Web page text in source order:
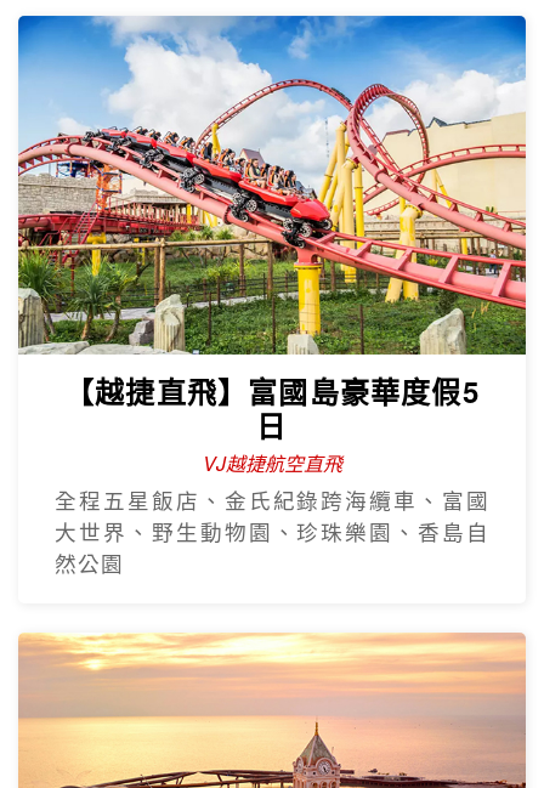
【越捷直飛】富國島豪華度假5
日
VJ越捷航空直飛
全程五星飯店、金氏紀錄跨海纜車、富國
大世界、野生動物園、珍珠樂園、香島自
然公園